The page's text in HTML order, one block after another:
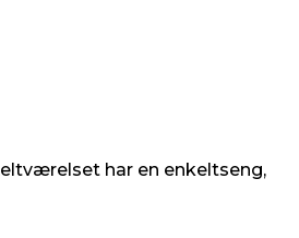
har en enkeltseng,